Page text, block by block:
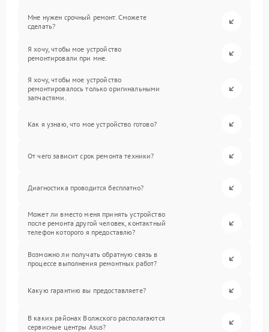
Мне нужен срочный ремонт. Сможете
сделать?
Я хочу, чтобы мое устройство
ремонтировали при мне.
Я хочу, чтобы мое устройство
ремонтировалось только оригинальными
запчастями.
Как я узнаю, что мое устройство готово?
От чего зависит срок ремонта техники?
Диагностика проводится бесплатно?
Может ли вместо меня принять устройство
после ремонта другой человек, контактный
телефон которого я предоставлю?
Возможно ли получать обратную связь в
процессе выполнения ремонтных работ?
Какую гарантию вы предоставляете?
В каких районах Волжского располагаются
сервисные центры Asus?